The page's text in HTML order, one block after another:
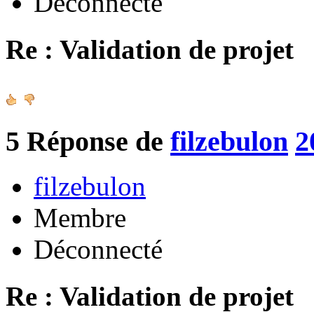
Re : Validation de projet
5 Réponse de filzebulon
filzebulon
Membre
Déconnecté
Re : Validation de projet